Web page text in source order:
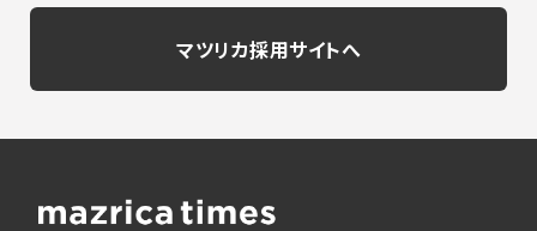
マツリカ採用サイトへ